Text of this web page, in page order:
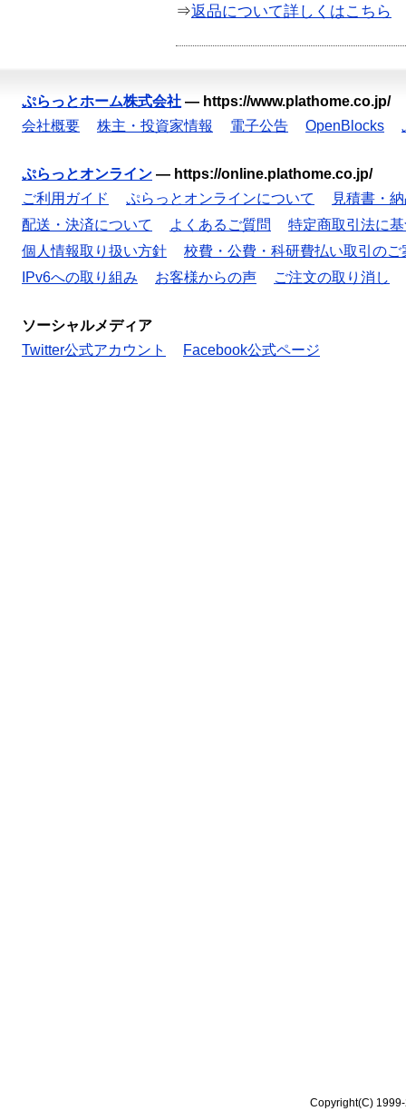
⇒返品について詳しくはこちら
ぷらっとホーム株式会社 — https://www.plathome.co.jp/
会社概要
株主・投資家情報 電子公告 OpenBlocks
ぷらっとオンライン — https://online.plathome.co.jp/
ご利用ガイド
ぷらっとオンラインについて
見積書・
配送・決済について
よくあるご質問
特定商取引法に
個人情報取り扱い方針
校費・公費・科研費払い取引のご
IPv6への取り組み
お客様からの声 ご注文の取り消し
ソーシャルメディア
Twitter公式アカウント
Facebook公式ページ
Copyright(C)